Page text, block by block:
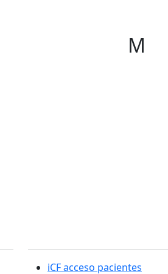
M
iCF acceso pacientes